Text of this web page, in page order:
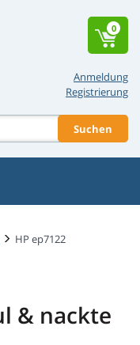
Anmeldung
Registrierung
Suchen
0
HP ep7122
& nackte